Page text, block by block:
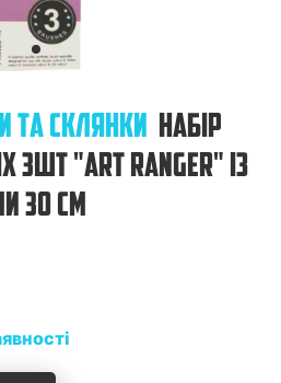
ТА СКЛЯНКИ НАБІР
"ART RANGER" ІЗ
30 СМ